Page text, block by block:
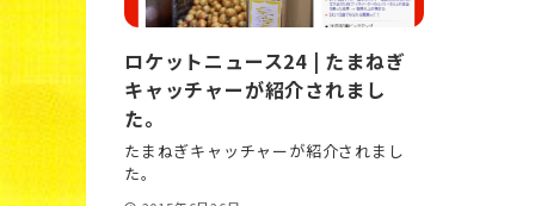
ロケットニュース24 | たまねぎ
キャッチャーが紹介されまし
た。
たまねぎキャッチャーが紹介されまし
た。